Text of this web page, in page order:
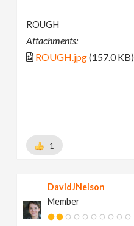
ROUGH
Attachments:
ROUGH.jpg(157.0 KB)
1
DavidJNelson
Member